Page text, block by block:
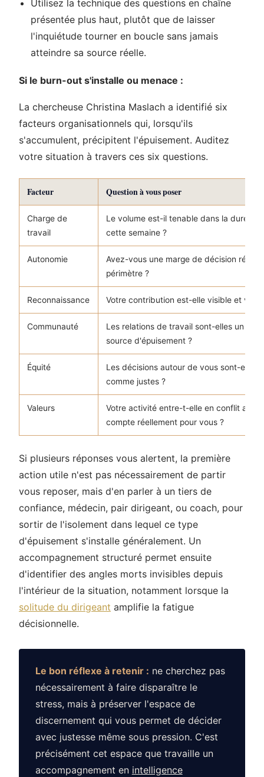
Utilisez la technique des questions en chaîne
présentée plus haut, plutôt que de laisser
l'inquiétude tourner en boucle sans jamais
atteindre sa source réelle.
Si le burn-out s'installe ou menace :
La chercheuse Christina Maslach a identifié six
facteurs organisationnels qui, lorsqu'ils
s'accumulent, précipitent l'épuisement. Auditez
votre situation à travers ces six questions.
Facteur Question à vous poser
Charge de
travail
Le volume est-il tenable dans la durée,
cette semaine ?
Autonomie
Avez-vous une marge de décision réelle
périmètre ?
Reconnaissance Votre contribution est-elle visible et
Communauté
Les relations de travail sont-elles un
source d'épuisement ?
Équité
Les décisions autour de vous sont-elles
comme justes ?
Valeurs
Votre activité entre-t-elle en conflit avec
compte réellement pour vous ?
Si plusieurs réponses vous alertent, la première
action utile n'est pas nécessairement de partir
vous reposer, mais d'en parler à un tiers de
confiance, médecin, pair dirigeant, ou coach, pour
sortir de l'isolement dans lequel ce type
d'épuisement s'installe généralement. Un
accompagnement structuré permet ensuite
d'identifier des angles morts invisibles depuis
l'intérieur de la situation, notamment lorsque la
solitude du dirigeant amplifie la fatigue
décisionnelle.
Le bon réflexe à retenir : ne cherchez pas
nécessairement à faire disparaître le
stress, mais à préserver l'espace de
discernement qui vous permet de décider
avec justesse même sous pression. C'est
précisément cet espace que travaille un
accompagnement en intelligence